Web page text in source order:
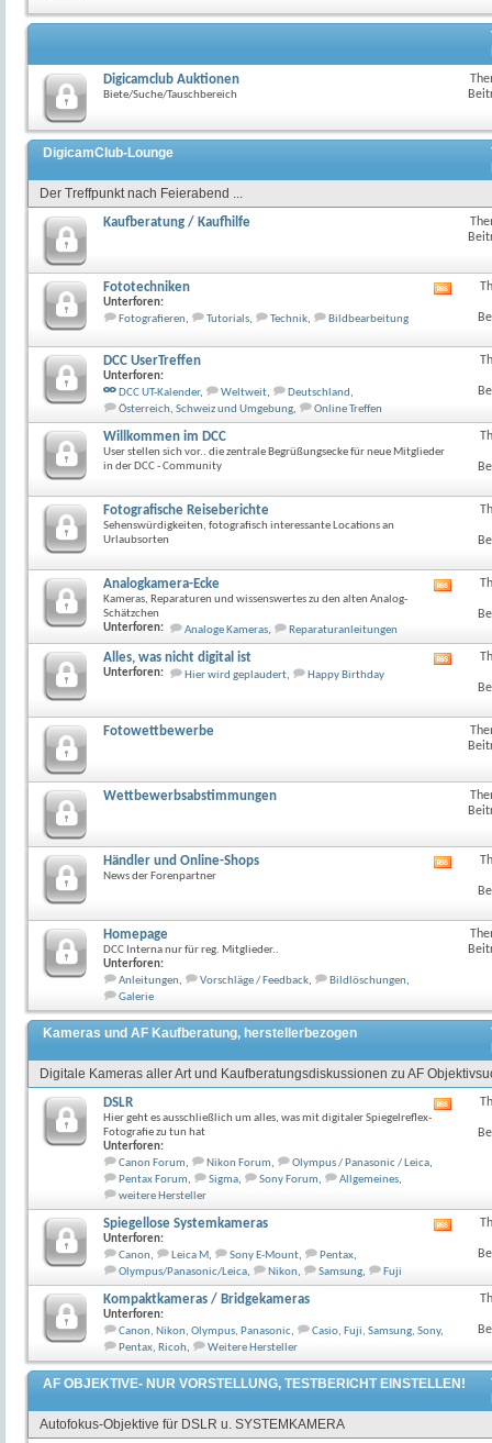
Digicamclub Auktionen
Biete/Suche/Tauschbereich
DigicamClub-Lounge
Der Treffpunkt nach Feierabend ...
Kaufberatung / Kaufhilfe
Fototechniken
Unterforen:
Fotografieren, Tutorials, Technik, Bildbearbeitung
dieses
DCC UserTreffen
Unterforen:
DCC UT-Kalender, Weltweit, Deutschland ,
Österreich, Schweiz und Umgebung, Online Treffen
Willkommen im DCC
User stellen sich vor.. die zentrale Begrüßungsecke für neue Mitglieder
in der DCC - Community
Fotografische Reiseberichte
Sehenswürdigkeiten, fotografisch interessante Locations an
Urlaubsorten
Analogkamera-Ecke
Kameras, Reparaturen und wissenswertes zu den alten Analog-
Schätzchen
Unterforen:
Analoge Kameras, Reparaturanleitungen
dieses
Alles, was nicht digital ist
Unterforen: Hier wird geplaudert, Happy Birthday
dieses
Fotowettbewerbe
Wettbewerbsabstimmungen
Händler und Online-Shops
News der Forenpartner
dieses
Homepage
DCC Interna nur für reg. Mitglieder..
Unterforen:
Anleitungen, Vorschläge / Feedback, Bildlöschungen,
Galerie
Kameras und AF Kaufberatung, herstellerbezogen
Digitale Kameras aller Art und Kaufberatungsdiskussionen zu AF
DSLR
Hier geht es ausschließlich um alles, was mit digitaler Spiegelreflex-
Fotografie zu tun hat
Unterforen:
Canon Forum, Nikon Forum, Olympus / Panasonic / Leica,
Pentax Forum, Sigma, Sony Forum, Allgemeines,
weitere Hersteller
dieses
Spiegellose Systemkameras
Unterforen:
Canon, Leica M, Sony E-Mount, Pentax,
Olympus/Panasonic/Leica, Nikon, Samsung, Fuji
dieses
Kompaktkameras / Bridgekameras
Unterforen:
Canon, Nikon, Olympus, Panasonic, Casio, Fuji, Samsung, Sony,
Pentax, Ricoh, Weitere Hersteller
AF OBJEKTIVE- NUR VORSTELLUNG, TESTBERICHT EINSTELLEN!
Autofokus-Objektive für DSLR u. SYSTEMKAMERA